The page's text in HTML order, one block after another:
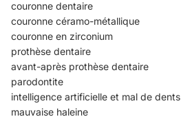
couronne dentaire
couronne céramo-métallique
couronne en zirconium
prothèse dentaire
avant-après prothèse dentaire
parodontite
intelligence artificielle et mal de dents
mauvaise haleine